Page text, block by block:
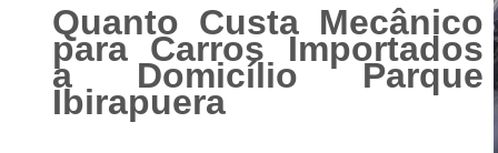
Quanto Custa Mecânico
para Carros Importados
a Domicílio Parque
Ibirapuera